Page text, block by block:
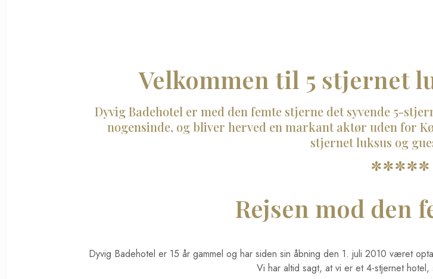
​Velkommen til 5 stjernet
Dyvig Badehotel er med den femte stjerne det syvende 5-
nogensinde, og bliver herved en markant aktør uden for
stjernet luksus og
*****
Rejsen mod den
Dyvig Badehotel er 15 år gammel og har siden sin åbning den 1. juli 2010 været
Vi har altid sagt, at vi er et 4-stjernet hotel,